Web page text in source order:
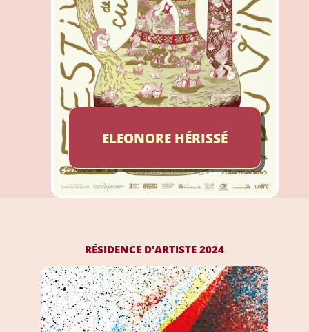
ELEONORE HÉRISSÉ
2024